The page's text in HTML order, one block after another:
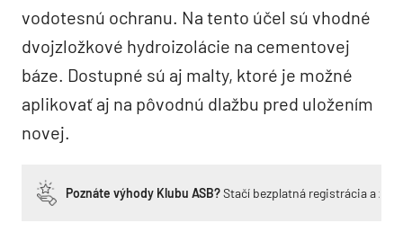
vodotesnú ochranu. Na tento účel sú vhodné
dvojzložkové hydroizolácie na cementovej
báze. Dostupné sú aj malty, ktoré je možné
aplikovať aj na pôvodnú dlažbu pred uložením
novej.
Poznáte výhody Klubu ASB?Stačí bezplatná registrácia a